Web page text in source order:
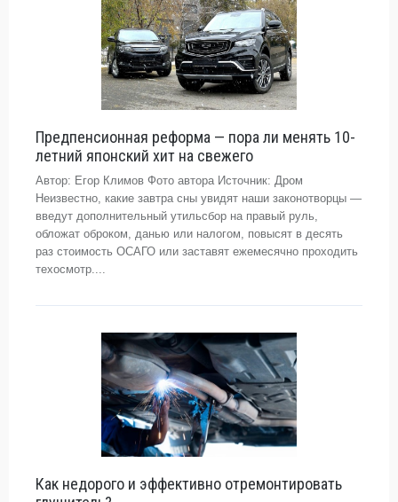
Предпенсионная реформа — пора ли менять 10-
летний японский хит на свежего
Автор: Егор Климов Фото автора Источник: Дром
Неизвестно, какие завтра сны увидят наши законотворцы —
введут дополнительный утильсбор на правый руль,
обложат оброком, данью или налогом, повысят в десять
раз стоимость ОСАГО или заставят ежемесячно проходить
техосмотр....
Как недорого и эффективно отремонтировать